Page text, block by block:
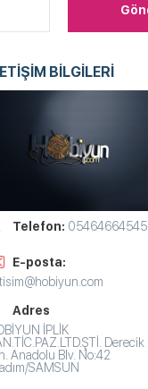
BİLGİLERİ
Telefon: 05464664545
E-posta:
Adres
İPLİK
Derecik
Anadolu Blv. No:42
SAMSUN